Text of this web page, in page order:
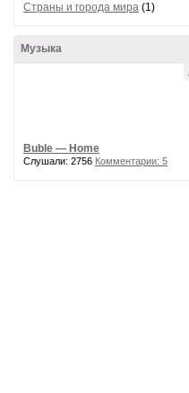
Страны и города мира (1)
Музыка
Buble — Home
Слушали: 2756 Комментарии: 5